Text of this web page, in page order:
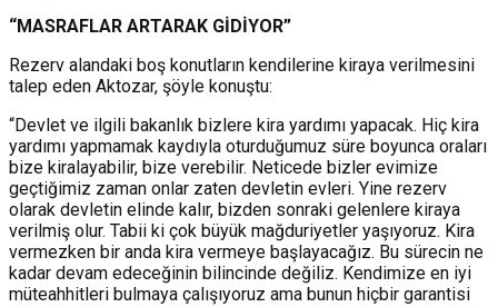
“MASRAFLAR ARTARAK GİDİYOR”
Rezerv alandaki boş konutların kendilerine kiraya verilmesini
talep eden Aktozar, şöyle konuştu:
“Devlet ve ilgili bakanlık bizlere kira yardımı yapacak. Hiç kira
yardımı yapmamak kaydıyla oturduğumuz süre boyunca oraları
bize kiralayabilir, bize verebilir. Neticede bizler evimize
geçtiğimiz zaman onlar zaten devletin evleri. Yine rezerv
olarak devletin elinde kalır, bizden sonraki gelenlere kiraya
verilmiş olur. Tabii ki çok büyük mağduriyetler yaşıyoruz. Kira
vermezken bir anda kira vermeye başlayacağız. Bu sürecin ne
kadar devam edeceğinin bilincinde değiliz. Kendimize en iyi
müteahhitleri bulmaya çalışıyoruz ama bunun hiçbir garantisi